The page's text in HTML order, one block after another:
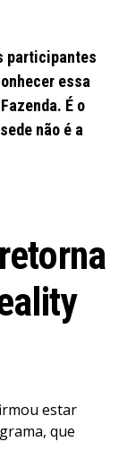
participantes
essa
É o
não é a
estar
que